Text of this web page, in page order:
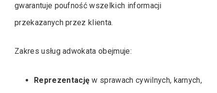
gwarantuje poufność wszelkich informacji
przekazanych przez klienta.
Zakres usług adwokata obejmuje:
Reprezentację w sprawach cywilnych, karnych,